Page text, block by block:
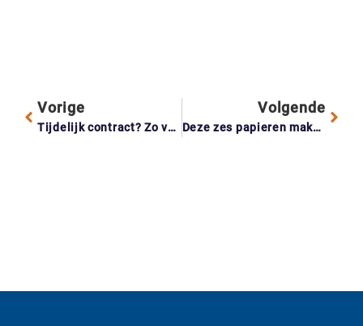
Vorige
Tijdelijk contract? Zo vergroot je je kansen op een hypotheek
Volgende
Deze zes papieren maken je administratie in vijf minuten overzichtelijk